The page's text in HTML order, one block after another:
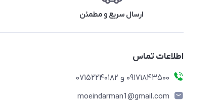
ارسال سریع و مطمئن
اطلاعات تماس
09171843500 و 07152240182
moeindarman1@gmail.com